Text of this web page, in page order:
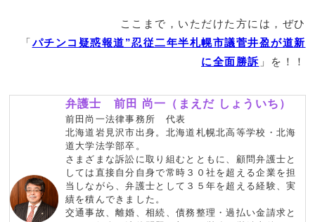
ここまで，いただけた方には，ぜひ
「パチンコ疑惑報道”忍従二年半札幌市議菅井盈が道新
に全面勝訴 」を！！
弁護士 前田 尚一（まえだ しょういち）
前田尚一法律事務所 代表
北海道岩見沢市出身。北海道札幌北高等学校・北海
道大学法学部卒。
さまざまな訴訟に取り組むとともに、顧問弁護士と
しては直接自分自身で常時３０社を超える企業を担
当しながら、弁護士として３５年を超える経験、実
績を積んできました。
交通事故、離婚、相続、債務整理・過払い金請求と